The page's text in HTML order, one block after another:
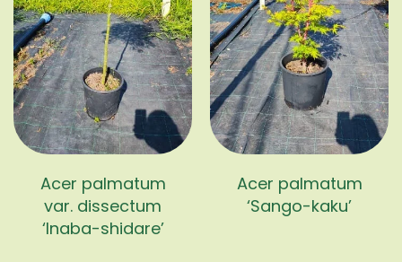
Acer palmatum
var. dissectum
‘Inaba-shidare’
Acer palmatum
‘Sango-kaku’